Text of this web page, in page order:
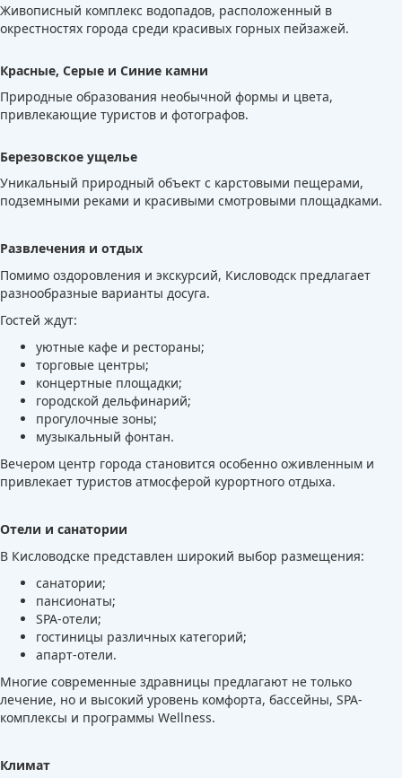
Живописный комплекс водопадов, расположенный в
окрестностях города среди красивых горных пейзажей.
Красные, Серые и Синие камни
Природные образования необычной формы и цвета,
привлекающие туристов и фотографов.
Березовское ущелье
Уникальный природный объект с карстовыми пещерами,
подземными реками и красивыми смотровыми площадками.
Развлечения и отдых
Помимо оздоровления и экскурсий, Кисловодск предлагает
разнообразные варианты досуга.
Гостей ждут:
уютные кафе и рестораны;
торговые центры;
концертные площадки;
городской дельфинарий;
прогулочные зоны;
музыкальный фонтан.
Вечером центр города становится особенно оживленным и
привлекает туристов атмосферой курортного отдыха.
Отели и санатории
В Кисловодске представлен широкий выбор размещения:
санатории;
пансионаты;
SPA-отели;
гостиницы различных категорий;
апарт-отели.
Многие современные здравницы предлагают не только
лечение, но и высокий уровень комфорта, бассейны, SPA-
комплексы и программы Wellness.
Климат